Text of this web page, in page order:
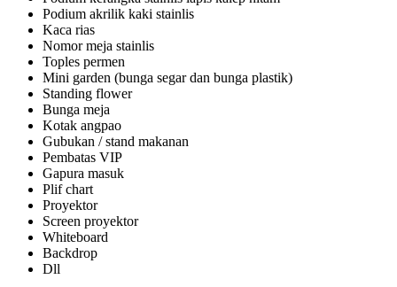
Podium akrilik kaki stainlis
Kaca rias
Nomor meja stainlis
Toples permen
Mini garden (bunga segar dan bunga plastik)
Standing flower
Bunga meja
Kotak angpao
Gubukan / stand makanan
Pembatas VIP
Gapura masuk
Plif chart
Proyektor
Screen proyektor
Whiteboard
Backdrop
Dll